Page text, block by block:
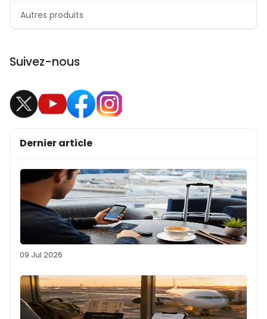
Autres produits
Suivez-nous
Dernier article
09 Jul 2026